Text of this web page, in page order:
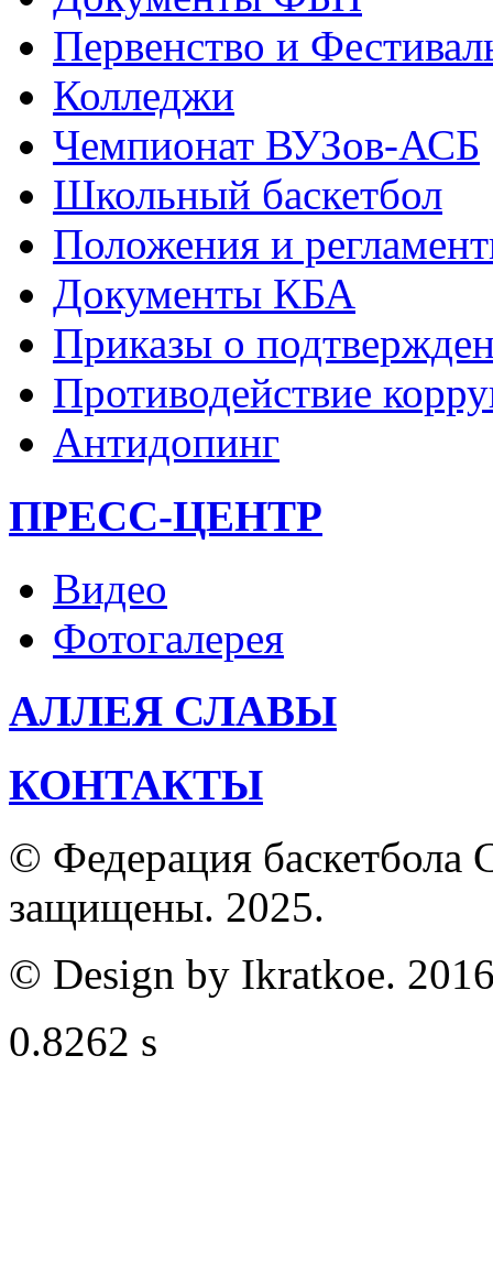
Первенство и
Колледжи
Чемпионат ВУЗов-АСБ
Школьный баскетбол
Положения и
Документы КБА
Приказы о
Противодействие
Антидопинг
ПРЕСС-ЦЕНТР
Видео
Фотогалерея
АЛЛЕЯ СЛАВЫ
КОНТАКТЫ
© Федерация баскетбола
защищены. 2025.
© Design by Ikratkoe.
0.8262 s